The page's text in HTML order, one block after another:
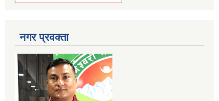
नगर प्रवक्ता